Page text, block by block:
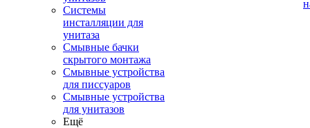
Системы
инсталляции для
унитаза
Смывные бачки
скрытого монтажа
Смывные устройства
для писсуаров
Смывные устройства
для унитазов
Ещё